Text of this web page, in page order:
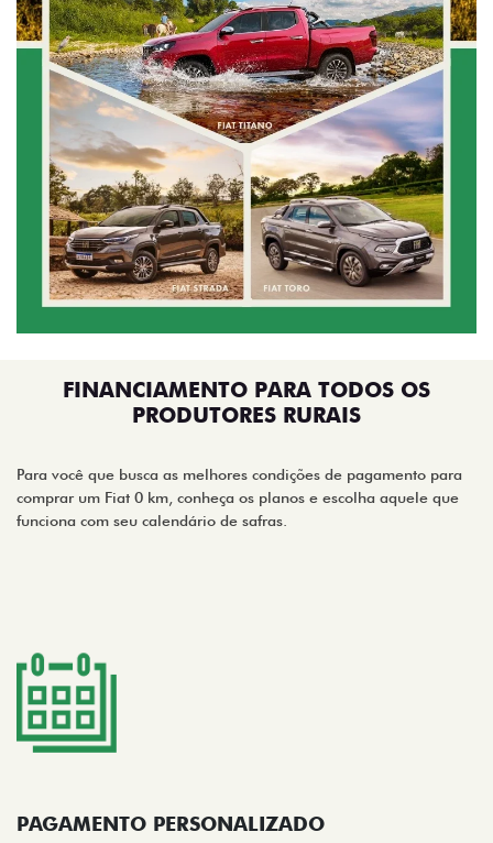
FINANCIAMENTO PARA TODOS OS
PRODUTORES RURAIS
Para você que busca as melhores condições de pagamento para
comprar um Fiat 0 km, conheça os planos e escolha aquele que
funciona com seu calendário de safras.
PAGAMENTO PERSONALIZADO